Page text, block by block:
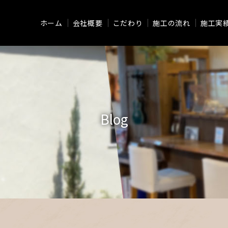
ホーム 会社概要 こだわり 施工の流れ 施工実
Blog